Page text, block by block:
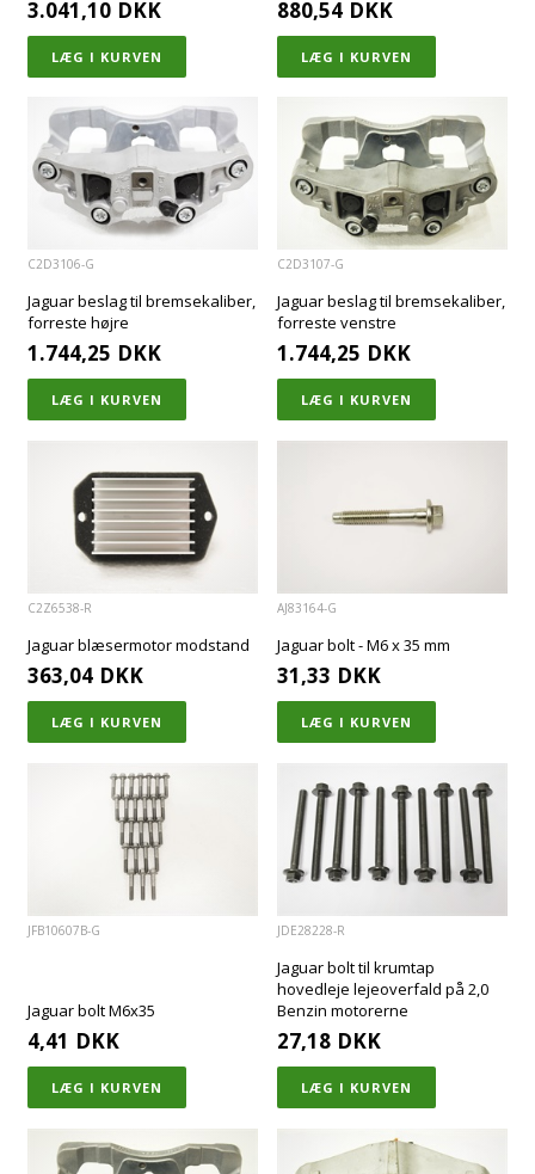
3.041,10 DKK 880,54 DKK
C2D3106-G
Jaguar beslag til bremsekaliber,
forreste højre
1.744,25 DKK
C2D3107-G
Jaguar beslag til bremsekaliber,
forreste venstre
1.744,25 DKK
C2Z6538-R
Jaguar blæsermotor modstand
363,04 DKK
AJ83164-G
Jaguar bolt - M6 x 35 mm
31,33 DKK
JFB10607B-G
Jaguar bolt M6x35
4,41 DKK
JDE28228-R
Jaguar bolt til krumtap
hovedleje lejeoverfald på 2,0
Benzin motorerne
27,18 DKK